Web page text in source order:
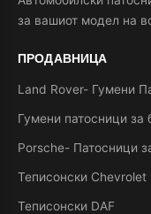
за вашиот модел на
ПРОДАВНИЦА
Land Rover- Гумени
Гумени патосници за
Porsche- Патосници
Теписонски Chevrolet
Теписонски DAF